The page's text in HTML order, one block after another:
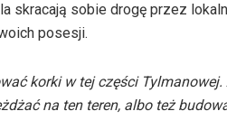
skracają sobie drogę przez
posesji.
korki w tej części
na ten teren, albo też